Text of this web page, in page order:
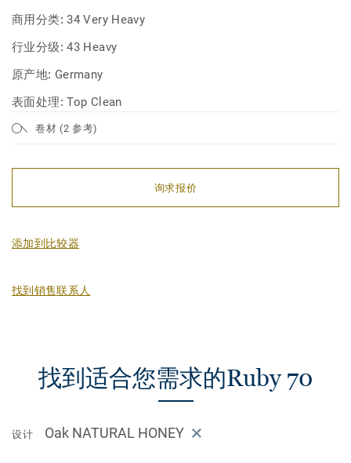
商用分类:34 Very Heavy
行业分级:43 Heavy
原产地: Germany
表面处理:Top Clean
卷材 (2 参考)
询求报价
添加到比较器
找到销售联系人
找到适合您需求的Ruby 70
设计 Oak NATURAL HONEY